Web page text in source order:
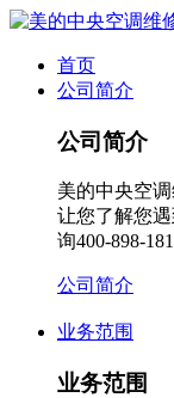
首页
公司简介
公司简介
美的中央空
让您了解您
询400-898-
公司简介
业务范围
业务范围